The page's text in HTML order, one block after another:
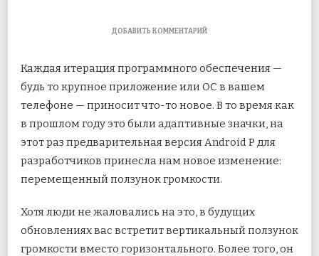
ДОБАВИТЬ КОММЕНТАРИЙК
ПОЛУЧИТЬ
P-
ПОДОБНЫЕ
УПРАВЛЕНИЯ
МУЛЬТИМЕДИА
ЛЮБОМ
ТЕЛЕФОНЕ
Каждая итерация программного обеспечения —
будь то крупное приложение или ОС в вашем
телефоне — приносит что-то новое. В то время как
в прошлом году это были адаптивные значки, на
этот раз предварительная версия Android P для
разработчиков принесла нам новое изменение:
перемещенный ползунок громкости.
Хотя люди не жаловались на это, в будущих
обновлениях вас встретит вертикальный ползунок
громкости вместо горизонтального. Более того, он